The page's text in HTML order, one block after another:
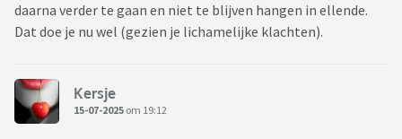
daarna verder te gaan en niet te blijven hangen in ellende.
Dat doe je nu wel (gezien je lichamelijke klachten).
Kersje
15-07-2025 om 19:12